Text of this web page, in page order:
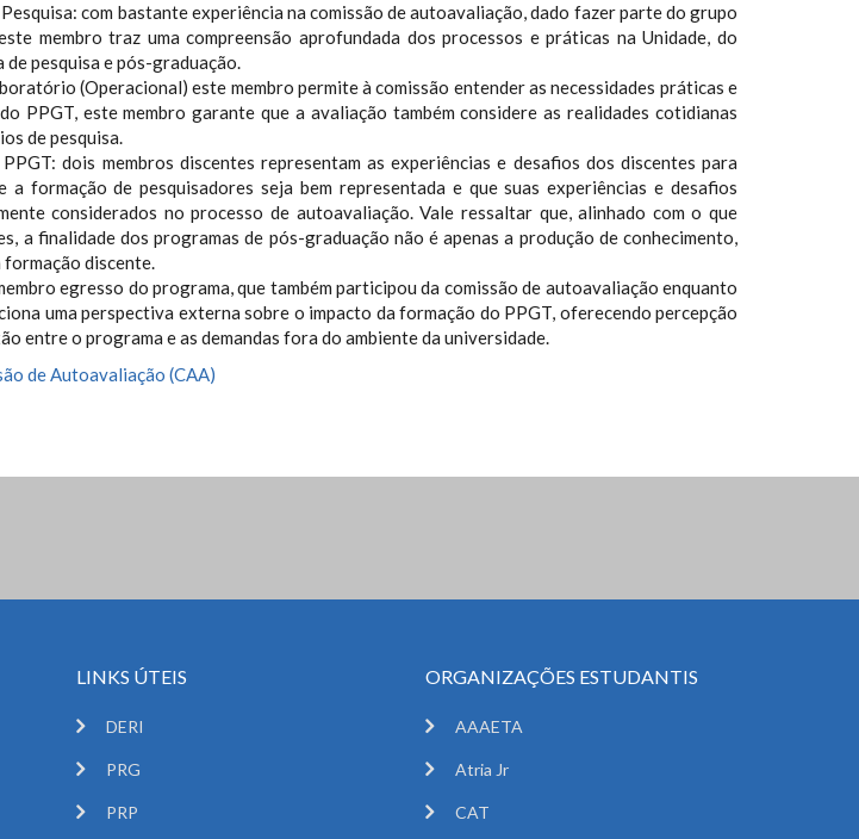
com bastante experiência na comissão de autoavaliação, dado fazer parte do grupo
membro traz uma compreensão aprofundada dos processos e práticas na Unidade, do
pesquisa e pós-graduação.
(Operacional) este membro permite à comissão entender as necessidades práticas e
PPGT, este membro garante que a avaliação também considere as realidades cotidianas
de pesquisa.
dois membros discentes representam as experiências e desafios dos discentes para
a formação de pesquisadores seja bem representada e que suas experiências e desafios
considerados no processo de autoavaliação. Vale ressaltar que, alinhado com o que
a finalidade dos programas de pós-graduação não é apenas a produção de conhecimento,
formação discente.
egresso do programa, que também participou da comissão de autoavaliação enquanto
uma perspectiva externa sobre o impacto da formação do PPGT, oferecendo percepção
entre o programa e as demandas fora do ambiente da universidade.
de Autoavaliação (CAA)
LINKS ÚTEIS
DERI
PRG
PRP
ORGANIZAÇÕES ESTUDANTIS
AAAETA
Atria Jr
CAT